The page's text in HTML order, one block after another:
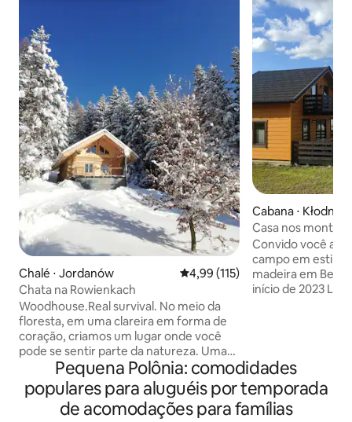
Chalé ⋅ Jordanów 4,99 de uma avaliação média de
4,99 (115)
Chata na Rowienkach
Woodhouse.Real survival. No meio da
floresta, em uma clareira em forma de
coração, criamos um lugar onde você
pode se sentir parte da natureza. Uma
cabana de madeira onde você pode
descansar da vida cotidiana. Os edifícios
mais próximos estão a cerca de 2,5 km
daqui. Se você gosta de sobrevivência,
Cabana ⋅ Kłodne
Casa nos montes
russa com jacuzzi
Convido você a
campo em estilo
madeira em
início de 2023 Localizado em uma área
de
relaxamento
finlandesa com
Estacionamento
Pequena Polônia: comodidades
populares para aluguéis por temporada
de acomodações para famílias